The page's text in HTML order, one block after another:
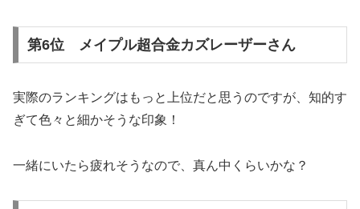
第6位 メイプル超合金カズレーザーさん
実際のランキングはもっと上位だと思うのですが、知的す
ぎて色々と細かそうな印象！
一緒にいたら疲れそうなので、真ん中くらいかな？